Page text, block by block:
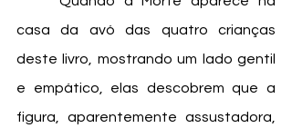
casa da avó das quatro crianças
deste livro, mostrando um lado gentil
e empático, elas descobrem que a
figura, aparentemente assustadora,